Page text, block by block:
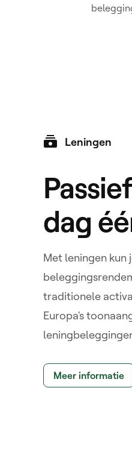
Leningen
dag
Met leningen kun
traditionele
Europa's
Meer informatie
11K+